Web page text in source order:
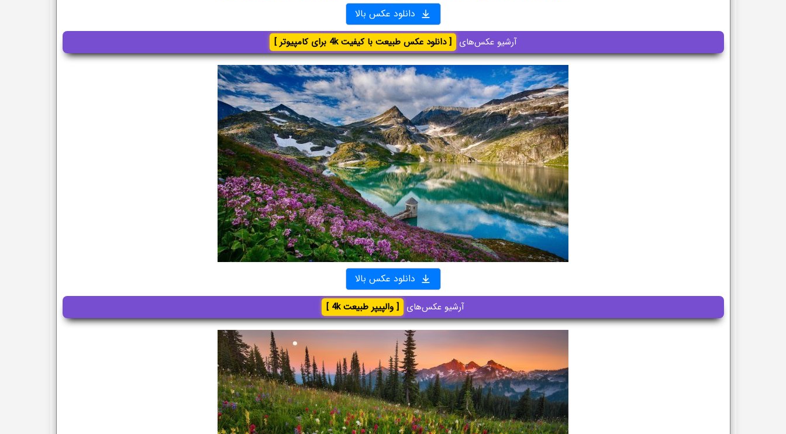
دانلود عکس بالا
آرشیو عکس‌های [ دانلود عکس طبیعت با کیفیت 4k برای کامپیوتر ]
دانلود عکس بالا
آرشیو عکس‌های [ والپیپر طبیعت 4k ]